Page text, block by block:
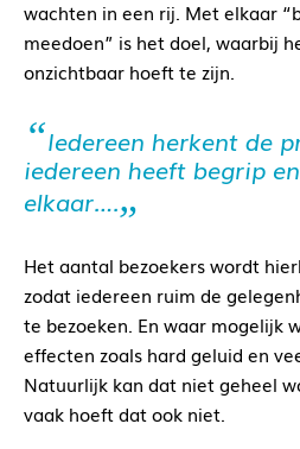
wachten in een rij. Met elkaar
meedoen” is het doel, waarbij
onzichtbaar hoeft te zijn.
Iedereen herkent de
iedereen heeft begrip
elkaar….
Het aantal bezoekers wordt
zodat iedereen ruim de
te bezoeken. En waar mogelijk
effecten zoals hard geluid en
Natuurlijk kan dat niet geheel
vaak hoeft dat ook niet.